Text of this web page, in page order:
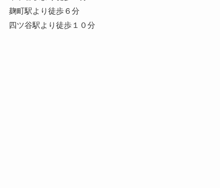
麹町駅より徒歩６分
四ツ谷駅より徒歩１０分